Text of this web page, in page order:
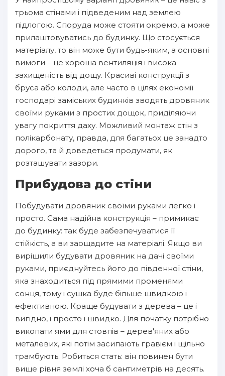
трьома стінами і підведеним над землею
підлогою. Споруда може стояти окремо, а може
прилаштовуватись до будинку. Що стосується
матеріалу, то він може бути будь-яким, а основні
вимоги – це хороша вентиляція і висока
захищеність від дощу. Красиві конструкції з
бруса або колоди, але часто в цілях економії
господарі заміських будинків зводять дровяник
своїми руками з простих дощок, приділяючи
увагу покриття даху. Можливий монтаж стін з
полікарбонату, правда, для багатьох це занадто
дорого, та й доведеться продумати, як
розташувати зазори.
Прибудова до стіни
Побудувати дровяник своїми руками легко і
просто. Сама надійна конструкція – примикає
до будинку: так буде забезпечуватися її
стійкість, а ви заощадите на матеріалі. Якщо ви
вирішили будувати дровяник на дачі своїми
руками, приєднуйтесь його до південної стіни,
яка знаходиться під прямими променями
сонця, тому і сушка буде більше швидкою і
ефективною. Краще будувати з дерева – це і
вигідно, і просто і швидко. Для початку потрібно
викопати ями для стовпів – дерев'яних або
металевих, які потім засипають гравієм і щільно
трамбують. Робиться стать: він повинен бути
вище рівня землі хоча б сантиметрів на десять.